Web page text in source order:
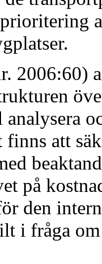
2006:60)
analysera
att
på
den
i fråga